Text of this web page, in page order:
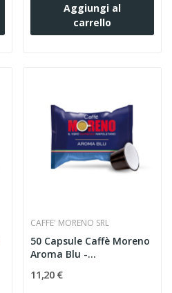
Aggiungi al
carrello
CAFFE' MORENO SRL
50 Capsule Caffè Moreno
Aroma Blu -
11,20 €